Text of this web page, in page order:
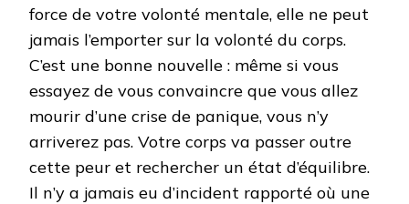
force de votre volonté mentale, elle ne peut
jamais l’emporter sur la volonté du corps.
C’est une bonne nouvelle : même si vous
essayez de vous convaincre que vous allez
mourir d’une crise de panique, vous n’y
arriverez pas. Votre corps va passer outre
cette peur et rechercher un état d’équilibre.
Il n’y a jamais eu d’incident rapporté où une